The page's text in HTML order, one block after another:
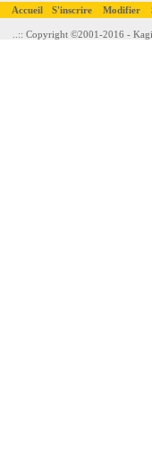
Accueil S'inscrire Modifier
..:: Copyright ©2001-2016 -